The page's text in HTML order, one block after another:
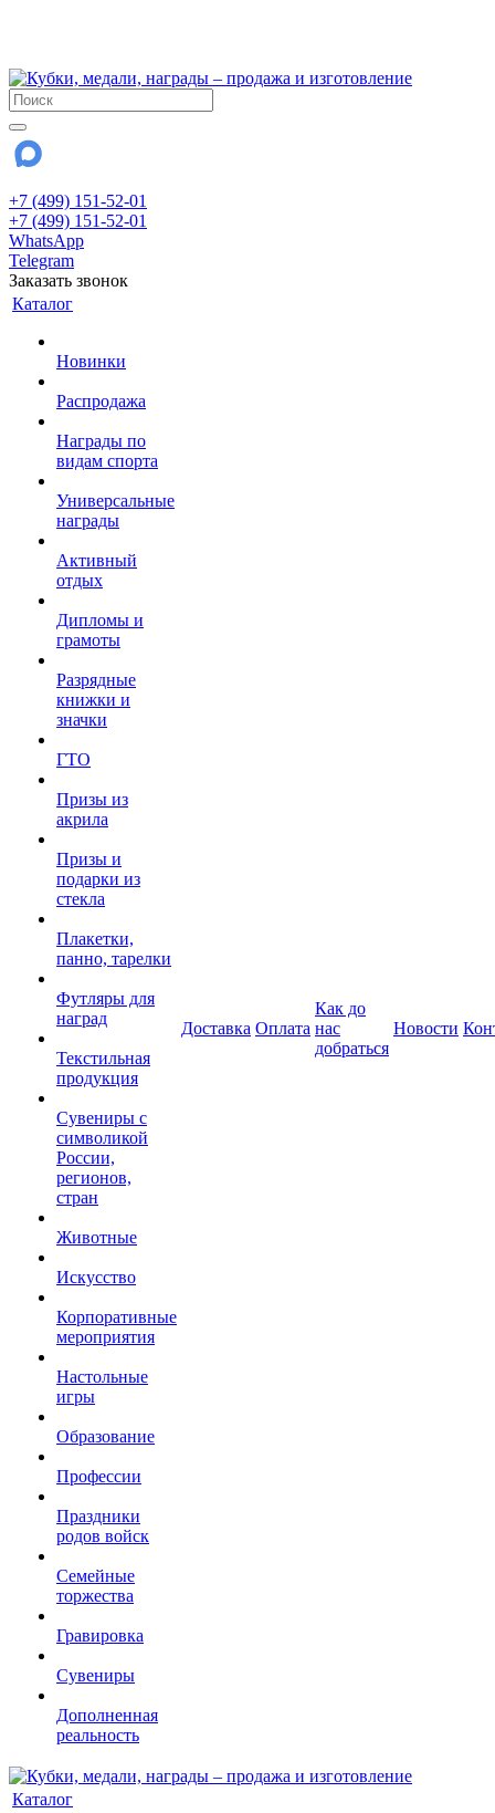
+7 (499) 151-52-01
+7 (499) 151-52-01
WhatsApp
Telegram
Заказать звонок
Каталог
Новинки
Распродажа
Награды по
видам спорта
Универсальные
награды
Активный
отдых
Дипломы и
грамоты
Разрядные
книжки и
значки
ГТО
Призы из
акрила
Призы и
подарки из
стекла
Плакетки,
панно, тарелки
Футляры для
наград
Текстильная
продукция
Сувениры с
символикой
России,
регионов,
стран
Животные
Искусство
Корпоративные
мероприятия
Настольные
игры
Образование
Профессии
Праздники
родов войск
Семейные
торжества
Гравировка
Сувениры
Дополненная
реальность
Доставка Оплата
Как до
нас
добраться
Новости
Каталог